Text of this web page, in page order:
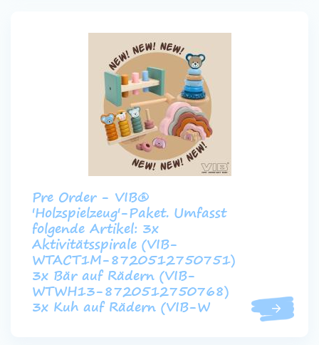
Pre Order - VIB®
'Holzspielzeug'-Paket. Umfasst
folgende Artikel: 3x
Aktivitätsspirale (VIB-
WTACT1M-8720512750751)
3x Bär auf Rädern (VIB-
WTWH13-8720512750768)
3x Kuh auf Rädern (VIB-W